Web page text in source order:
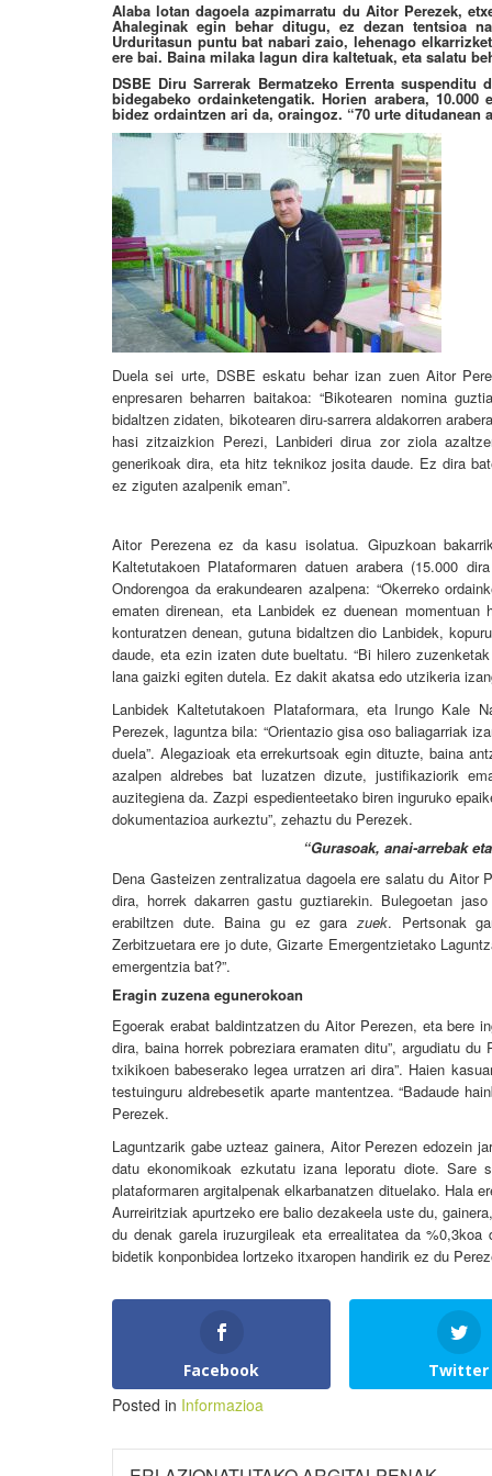
Alaba lotan dagoela azpimarratu du Aitor Perezek,
Ahaleginak egin behar ditugu, ez dezan tentsioa
Urduritasun puntu bat nabari zaio, lehenago
ere bai. Baina milaka lagun dira kaltetuak, eta salatu
DSBE Diru Sarrerak Bermatzeko Errenta
bidegabeko ordainketengatik. Horien arabera,
bidez ordaintzen ari da, oraingoz. “70 urte ditudanean
Duela sei urte, DSBE eskatu behar izan zuen Aitor
enpresaren beharren baitakoa: “Bikotearen nomina
bidaltzen zidaten, bikotearen diru-sarrera aldakorren
hasi zitzaizkion Perezi, Lanbideri dirua zor ziola
generikoak dira, eta hitz teknikoz josita daude. Ez dira
ez ziguten azalpenik eman”.
Aitor Perezena ez da kasu isolatua. Gipuzkoan
Kaltetutakoen Plataformaren datuen arabera (15.000
Ondorengoa da erakundearen azalpena: “Okerreko
ematen direnean, eta Lanbidek ez duenean
konturatzen denean, gutuna bidaltzen dio Lanbidek,
daude, eta ezin izaten dute bueltatu.“Bi hilero
lana gaizki egiten dutela. Ez dakit akatsa edo utzikeria
Lanbidek Kaltetutakoen Plataformara, eta Irungo Kale
Perezek, laguntza bila: “Orientazio gisa oso baliagarriak
duela”. Alegazioak eta errekurtsoak egin dituzte, baina
azalpen aldrebes bat luzatzen dizute, justifikaziorik
auzitegiena da. Zazpi espedienteetako biren inguruko
dokumentazioa aurkeztu”, zehaztu du Perezek.
“Gurasoak, anai-arrebak
Dena Gasteizen zentralizatua dagoela ere salatu du
dira, horrek dakarren gastu guztiarekin. Bulegoetan
erabiltzen dute. Baina gu ez garazuek. Pertsonak
Zerbitzuetara ere jo dute, Gizarte Emergentzietako
emergentzia bat?”.
Eragin zuzena egunerokoan
Egoerak erabat baldintzatzen du Aitor Perezen, eta bere
dira, baina horrek pobreziara eramaten ditu”, argudiatu
txikikoen babeserako legea urratzen ari dira”. Haien
testuinguru aldrebesetik aparte mantentzea. “Badaude
Perezek.
Laguntzarik gabe uzteaz gainera, Aitor Perezen edozein
datu ekonomikoak ezkutatu izana leporatu diote. Sare
plataformaren argitalpenak elkarbanatzen dituelako. Hala
Aurreiritziak apurtzeko ere balio dezakeela uste du,
du denak garela iruzurgileak eta errealitatea da
bidetik konponbidea lortzeko itxaropen handirik ez du
Facebook Twitter
Posted in Informazioa